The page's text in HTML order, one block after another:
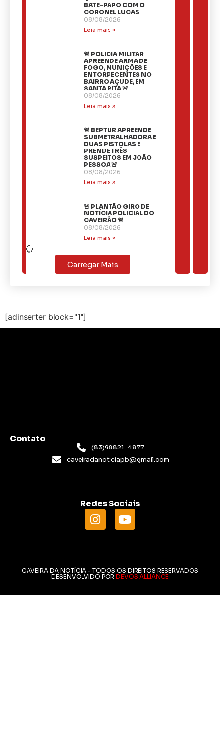
BATE-PAPO COM O
CORONEL LUCAS
08/08/2026
Leia mais »
🚨 POLÍCIA MILITAR
APREENDE ARMA DE
FOGO, MUNIÇÕES E
ENTORPECENTES NO
BAIRRO AÇUDE, EM
SANTA RITA 🚨
08/08/2026
Leia mais »
🚨 BEPTUR APREENDE
SUBMETRALHADORA E
DUAS PISTOLAS E
PRENDE TRÊS
SUSPEITOS EM JOÃO
PESSOA 🚨
08/08/2026
Leia mais »
🚨 PLANTÃO GIRO DE
NOTÍCIA POLICIAL DO
CAVEIRÃO 🚨
08/08/2026
Leia mais »
Carregar Mais
[adinserter block="1"]
Contato
(83)98821-4877
caveiradanoticiapb@gmail.com
Redes Sociais
CAVEIRA DA NOTÍCIA - TODOS OS DIREITOS RESERVADOS
DESENVOLVIDO POR DEVOS ALLIANCE